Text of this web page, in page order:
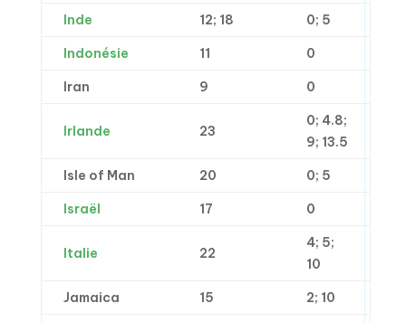
Inde 12; 18 0; 5
Indonésie 11 0
Iran 9 0
Irlande 23
0; 4.8;
9; 13.5
Isle of Man 20 0; 5
Israël 17 0
Italie 22
4; 5;
10
Jamaica 15 2; 10